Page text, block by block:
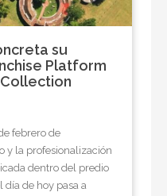
su
Platform
febrero de
y la profesionalización
dentro del predio
día de hoy pasa a